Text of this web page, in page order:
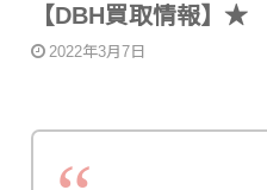
【DBH買取情報】★
2022年3月7日